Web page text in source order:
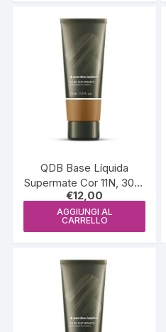
QDB Base Líquida
Supermate Cor 11N, 30ml
– QDB6224
€12,00
AGGIUNGI AL
CARRELLO